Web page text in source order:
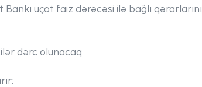
uçot faiz dərəcəsi ilə bağlı qərarlarını
dərc olunacaq.